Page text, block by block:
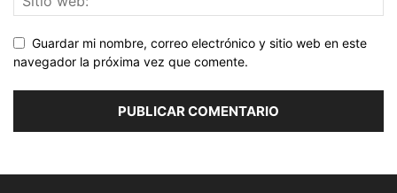
Guardar mi nombre, correo electrónico y sitio web en este
navegador la próxima vez que comente.